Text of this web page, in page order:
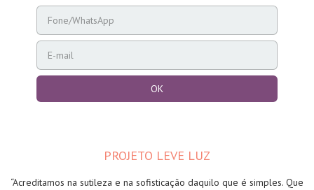
PROJETO LEVE LUZ
“Acreditamos na sutileza e na sofisticação daquilo que é simples. Que